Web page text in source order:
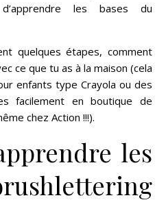
les bases du
quelques étapes, comment
ce que tu as à la maison (cela
enfants type Crayola ou des
facilement en boutique de
chez Action !!!).
les